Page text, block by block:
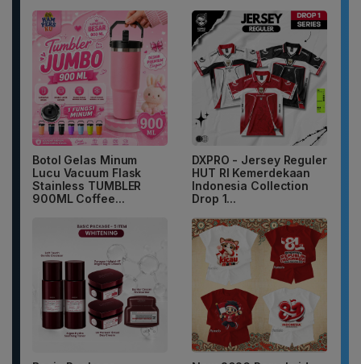
Botol Gelas Minum
Lucu Vacuum Flask
Stainless TUMBLER
900ML Coffee...
DXPRO - Jersey Reguler
HUT RI Kemerdekaan
Indonesia Collection
Drop 1...